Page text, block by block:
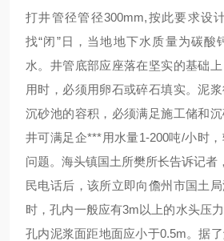
打井管径管径300mm,按此要求设
找“闭”日，当地地下水质量为碳酸
水。井管底部应座落在坚实的基础
用时，必须用卵石或碎石填实。泥
沉砂池的容积，必须满足施工储和
井可满足企***用水量1-200吨/小时
问题。海头镇国土所樊所长告诉记者
民电话后，该所立即向儋州市国土
时，孔内一般应有3m以上的水头压
孔内泥浆面距地面应小于0.5m。据